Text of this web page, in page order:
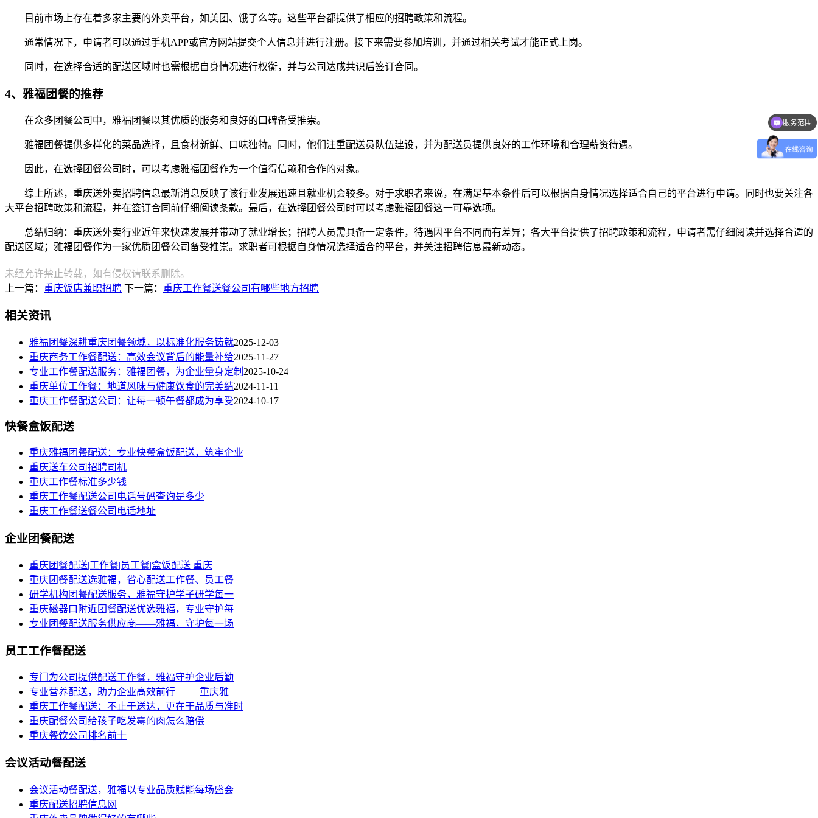
目前市场上存在着多家主要的外卖平台，如美团、饿了么等。这些平台都提供了相应的招聘政策和流程。
通常情况下，申请者可以通过手机APP或官方网站提交个人信息并进行注册。接下来需要参加培训，并通过相关考试才能正式上岗。
同时，在选择合适的配送区域时也需根据自身情况进行权衡，并与公司达成共识后签订合同。
4、雅福团餐的推荐
在众多团餐公司中，雅福团餐以其优质的服务和良好的口碑备受推崇。
雅福团餐提供多样化的菜品选择，且食材新鲜、口味独特。同时，他们注重配送员队伍建设，并为配送员提供良好的工作环境和合理薪资待遇。
因此，在选择团餐公司时，可以考虑雅福团餐作为一个值得信赖和合作的对象。
综上所述，重庆送外卖招聘信息最新消息反映了该行业发展迅速且就业机会较多。对于求职者来说，在满足基本条件后可以根据自身情况选择适合自己的平台进行申请。同时也要关注各
大平台招聘政策和流程，并在签订合同前仔细阅读条款。最后，在选择团餐公司时可以考虑雅福团餐这一可靠选项。
总结归纳：重庆送外卖行业近年来快速发展并带动了就业增长；招聘人员需具备一定条件，待遇因平台不同而有差异；各大平台提供了招聘政策和流程，申请者需仔细阅读并选择合适的
配送区域；雅福团餐作为一家优质团餐公司备受推崇。求职者可根据自身情况选择适合的平台，并关注招聘信息最新动态。
未经允许禁止转载，如有侵权请联系删除。
上一篇： 重庆饭店兼职招聘 下一篇： 重庆工作餐送餐公司有哪些地方招聘
相关资讯
雅福团餐深耕重庆团餐领域，以标准化服务铸就2025-12-03
重庆商务工作餐配送：高效会议背后的能量补给2025-11-27
专业工作餐配送服务：雅福团餐，为企业量身定制 2025-10-24
重庆单位工作餐：地道风味与健康饮食的完美结2024-11-11
重庆工作餐配送公司：让每一顿午餐都成为享受2024-10-17
快餐盒饭配送
重庆雅福团餐配送：专业快餐盒饭配送，筑牢企业
重庆送车公司招聘司机
重庆工作餐标准多少钱
重庆工作餐配送公司电话号码查询是多少
重庆工作餐送餐公司电话地址
企业团餐配送
重庆团餐配送|工作餐|员工餐|盒饭配送 重庆
重庆团餐配送选雅福，省心配送工作餐、员工餐
研学机构团餐配送服务，雅福守护学子研学每一
重庆磁器口附近团餐配送优选雅福，专业守护每
专业团餐配送服务供应商——雅福，守护每一场
员工工作餐配送
专门为公司提供配送工作餐，雅福守护企业后勤
专业营养配送，助力企业高效前行 —— 重庆雅
重庆工作餐配送：不止于送达，更在于品质与准时
重庆配餐公司给孩子吃发霉的肉怎么赔偿
重庆餐饮公司排名前十
会议活动餐配送
会议活动餐配送，雅福以专业品质赋能每场盛会
重庆配送招聘信息网
联系方式